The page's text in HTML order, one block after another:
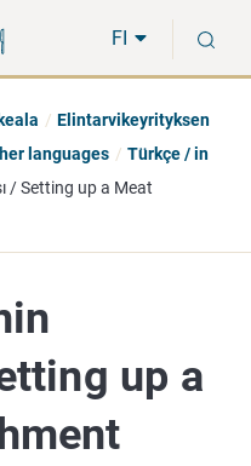
FI
Elintarvikeyrityksen
languages
Türkçe / in
/ Setting up a Meat
up a